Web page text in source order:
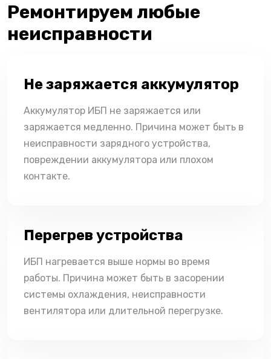
Ремонтируем любые
неисправности
Не заряжается аккумулятор
Аккумулятор ИБП не заряжается или
заряжается медленно. Причина может быть в
неисправности зарядного устройства,
повреждении аккумулятора или плохом
контакте.
Перегрев устройства
ИБП нагревается выше нормы во время
работы. Причина может быть в засорении
системы охлаждения, неисправности
вентилятора или длительной перегрузке.